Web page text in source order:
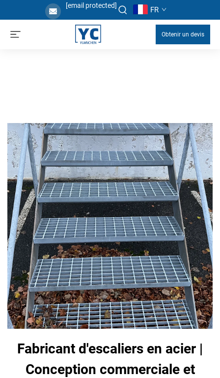
[email protected] FR
Obtenir un devis
Fabricant d'escaliers en acier |
Conception commerciale et